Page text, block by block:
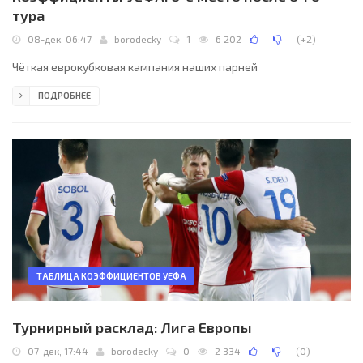
тура
08-дек, 06:47 borodecky 1 6 202 (+2)
Чёткая еврокубковая кампания наших парней
ПОДРОБНЕЕ
ТАБЛИЦА КОЭФФИЦИЕНТОВ УЕФА
Турнирный расклад: Лига Европы
07-дек, 17:44 borodecky 0 2 334 (0)